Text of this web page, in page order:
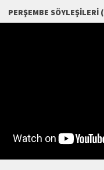
PERŞEMBE SÖYLEŞILERI